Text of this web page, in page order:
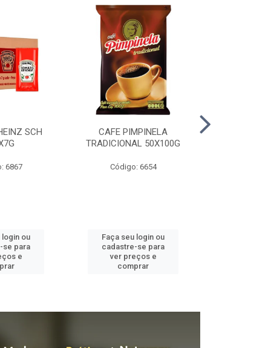
SCH
6867
login ou
se para
e
CAFE PIMPINELA
TRADICIONAL 50X100G
Código: 6654
Faça seu login ou
cadastre-se para
ver preços e
comprar